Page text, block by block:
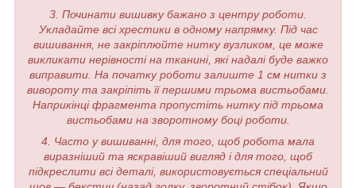
3. Починати вишивку бажано з центру роботи.
Укладайте всі хрестики в одному напрямку. Під час
вишивання, не закріплюйте нитку вузликом, це може
викликати нерівності на тканині, які надалі буде важко
виправити. На початку роботи залиште 1 см нитки з
вивороту та закріпіть її першими трьома вистьобами.
Наприкінці фрагмента пропустіть нитку під трьома
вистьобами на зворотному боці роботи.
4. Часто у вишиванні, для того, щоб робота мала
виразніший та яскравіший вигляд і для того, щоб
підкреслити всі деталі, використовується спеціальний